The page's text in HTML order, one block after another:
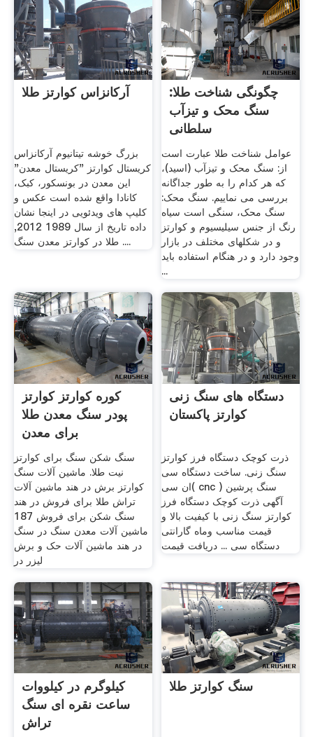
آرکانزاس کوارتز طلا
بزرگ خوشه تیتانیوم آرکانزاس
کریستال کوارتز "کریستال معدن"
این معدن در بونسکور، کبک،
کانادا واقع شده است عکس و
کلیپ های ویدئویی در اینجا نشان
داده تاریخ از سال 1989 2012,
طلا در کوارتز معدن سنگ ....
چگونگی شناخت طلا:
سنگ محک و تیزآب
سلطانی
عوامل شناخت طلا عبارت است
از: سنگ محک و تیزآب (اسید)،
که هر کدام را به طور جداگانه
بررسی می نماییم. سنگ محک:
سنگ محک، سنگی است سیاه
رنگ از جنس سیلیسیوم و کوارتز
و در شکلهای مختلف در بازار
وجود دارد و در هنگام استفاده باید
...
کوره کوارتز کوارتز
پودر سنگ معدن طلا
برای معدن
سنگ شکن سنگ برای کوارتز
نیت طلا. ماشین آلات سنگ
کوارتز برش در هند ماشین آلات
تراش طلا برای فروش در هند
سنگ شکن برای فروش 187
ماشین آلات معدن سنگ در سنگ
در هند ماشین آلات حک و برش
لیزر در
دستگاه های سنگ زنی
کوارتز پاکستان
ذرت کوچک دستگاه فرز کوارتز
سنگ زنی. ساخت دستگاه سی
ان سی( cnc ) سنگ پرشین
آگهی ذرت کوچک دستگاه فرز
کوارتز سنگ زنی با کیفیت بالا و
قیمت مناسب وماه گارانتی
دستگاه سی ... دریافت قیمت
کیلوگرم در کیلووات
ساعت نقره ای سنگ
تراش
سنگ کوارتز طلا